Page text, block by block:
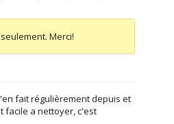
Merci!
fait régulièrement depuis et
facile a nettoyer, c'est